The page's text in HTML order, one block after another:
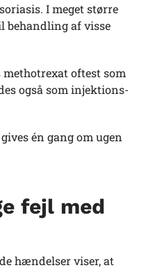
I meget større
behandling af visse
oftest som
også som injektions-
én gang om ugen
fejl med
hændelser viser, at